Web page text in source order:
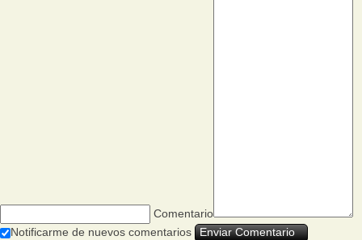
Comentario
Notificarme de nuevos comentarios